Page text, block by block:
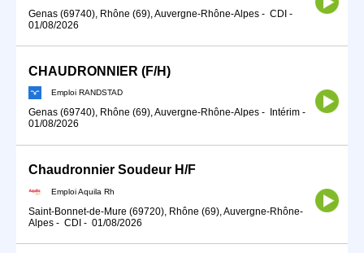
Genas (69740), Rhône (69), Auvergne-Rhône-Alpes - CDI -
01/08/2026
CHAUDRONNIER (F/H)
Emploi RANDSTAD
Genas (69740), Rhône (69), Auvergne-Rhône-Alpes - Intérim -
01/08/2026
Chaudronnier Soudeur H/F
Emploi Aquila Rh
Saint-Bonnet-de-Mure (69720), Rhône (69), Auvergne-Rhône-
Alpes - CDI - 01/08/2026